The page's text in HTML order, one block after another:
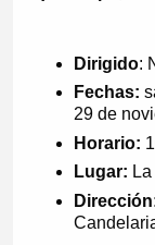
Dirigido:
Fechas:
29 de
Horario:
Lugar: